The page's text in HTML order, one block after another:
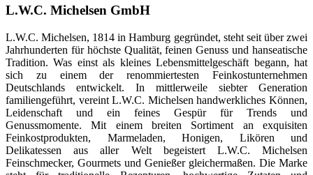
L.W.C. Michelsen GmbH
L.W.C. Michelsen, 1814 in Hamburg gegründet, steht seit über zwei
Jahrhunderten für höchste Qualität, feinen Genuss und hanseatische
Tradition. Was einst als kleines Lebensmittelgeschäft begann, hat
sich zu einem der renommiertesten Feinkostunternehmen
Deutschlands entwickelt. In mittlerweile siebter Generation
familiengeführt, vereint L.W.C. Michelsen handwerkliches Können,
Leidenschaft und ein feines Gespür für Trends und
Genussmomente. Mit einem breiten Sortiment an exquisiten
Feinkostprodukten, Marmeladen, Honigen, Likören und
Delikatessen aus aller Welt begeistert L.W.C. Michelsen
Feinschmecker, Gourmets und Genießer gleichermaßen. Die Marke